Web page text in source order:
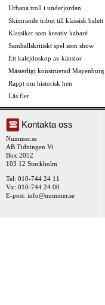
Urbana troll i underjorden
Skimrande tribut till klassisk balett
Klassiker som kreativ kabaré
Samhällskritiskt spel som show
Ett kalejdoskop av känslor
Mästerligt konstruerad Mayenburg
Rappt om historisk hen
Läs fler
Kontakta oss
Nummer.se
AB Tidningen Vi
Box 2052
103 12 Stockholm
Tel: 010-744 24 11
Vx: 010-744 24 00
E-post: info@nummer.se